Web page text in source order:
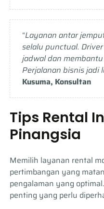
“Layanan antar
selalu punctual.
jadwal dan
Perjalanan bisnis jadi
Kusuma, Konsultan
Tips Rental
Pinangsia
Memilih layanan rental
pertimbangan yang
pengalaman yang
penting yang perlu